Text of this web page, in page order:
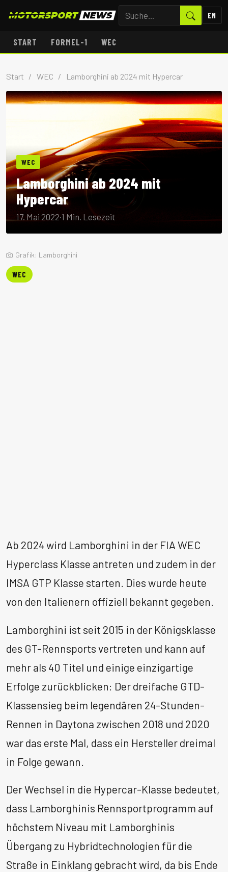
EN
START FORMEL-1 WEC
Start / WEC / Lamborghini ab 2024 mit Hypercar
WEC
Lamborghini ab 2024 mit
Hypercar
17. Mai 2022·1 Min. Lesezeit
Grafik: Lamborghini
WEC
Ab 2024 wird Lamborghini in der FIA WEC
Hyperclass Klasse antreten und zudem in der
IMSA GTP Klasse starten. Dies wurde heute
von den Italienern offiziell bekannt gegeben.
Lamborghini ist seit 2015 in der Königsklasse
des GT-Rennsports vertreten und kann auf
mehr als 40 Titel und einige einzigartige
Erfolge zurückblicken: Der dreifache GTD-
Klassensieg beim legendären 24-Stunden-
Rennen in Daytona zwischen 2018 und 2020
war das erste Mal, dass ein Hersteller dreimal
in Folge gewann.
Der Wechsel in die Hypercar-Klasse bedeutet,
dass Lamborghinis Rennsportprogramm auf
höchstem Niveau mit Lamborghinis
Übergang zu Hybridtechnologien für die
Straße in Einklang gebracht wird, da bis Ende